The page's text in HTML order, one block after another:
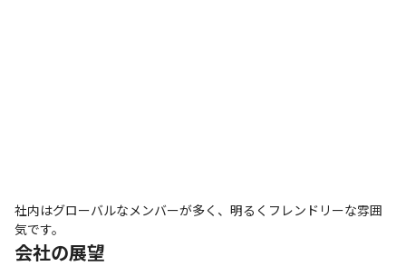
社内はグローバルなメンバーが多く、明るくフレンドリーな雰囲
気です。
会社の展望